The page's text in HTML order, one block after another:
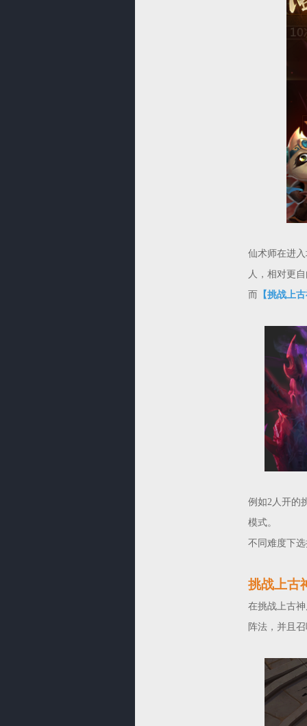
仙术师在进
人，相对更
而
【挑战上
例如2人开的
模式。
不同难度下
挑战上古
在挑战上古
阵法，并且